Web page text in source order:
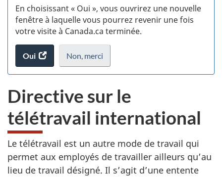
En choisissant « Oui », vous ouvrirez une nouvelle
fenêtre à laquelle vous pourrez revenir une fois
votre visite à Canada.ca terminée.
Oui
accéder
au
Non, je
ne
participer
au
sondage
site
web,
merci
Directive sur le
télétravail international
Le télétravail est un autre mode de travail qui
permet aux employés de travailler ailleurs qu’au
lieu de travail désigné. Il s’agit d’une entente